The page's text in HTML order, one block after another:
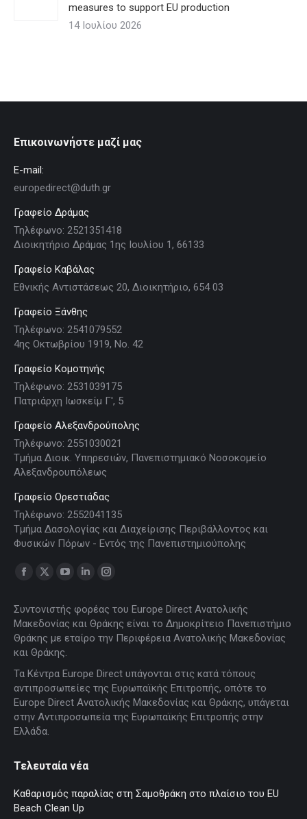
measures to support EU production
14 Ιουλίου 2026
Επικοινωνήστε μαζί μας
E-mail:
europedirect@duth.gr
Γραφείο Δράμας
Τηλέφωνο: 2521351418
Διοικητήριο Δράμας 1ης Ιουλίου 1, 66133
Γραφείο Καβάλας
Εθνικής Αντιστάσεως 20, Διοικητήριο, 654 03
Γραφείο Ξάνθης
Τηλέφωνο: 2541079552
4ης Οκτωβρίου 1919, Νο. 42
Γραφείο Κομοτηνής
Τηλέφωνο: 2531039175
Πατριάρχη Ιωσκείμ Γ', 5
Γραφείο Αλεξανδρούπολης
Τηλέφωνο: 2551030021
Τμήμα Διοικ. Υπηρεσιών, Πανεπιστημιακό Νοσοκομείο
Αλεξανδρουπόλεως
Γραφείο Ορεστιάδας
Τηλέφωνο: 2552041135
Τμήμα Δασολογίας και Διαχείρισης Περιβάλλοντος και
Φυσικών Πόρων - Εντός της Πανεπιστημιούπολης
Find us on:
Facebook
opens
in
new
window
X
opens
new
window
YouTube
opens
in
new
window
Linkedin
opens
window
Instagram
opens
window
Συντονιστής φορέας του Europe Direct Ανατολικής
Μακεδονίας και Θράκης είναι το Δημοκρίτειο Πανεπιστήμιο
Θράκης με εταίρο την Περιφέρεια Ανατολικής Μακεδονίας
και Θράκης.
Τα Κέντρα Europe Direct υπάγονται στις κατά τόπους
αντιπροσωπείες της Ευρωπαϊκής Επιτροπής, οπότε το
Europe Direct Ανατολικής Μακεδονίας και Θράκης, υπάγεται
στην Αντιπροσωπεία της Ευρωπαϊκής Επιτροπής στην
Ελλάδα.
Τελευταία νέα
Καθαρισμός παραλίας στη Σαμοθράκη στο πλαίσιο του EU
Beach Clean Up